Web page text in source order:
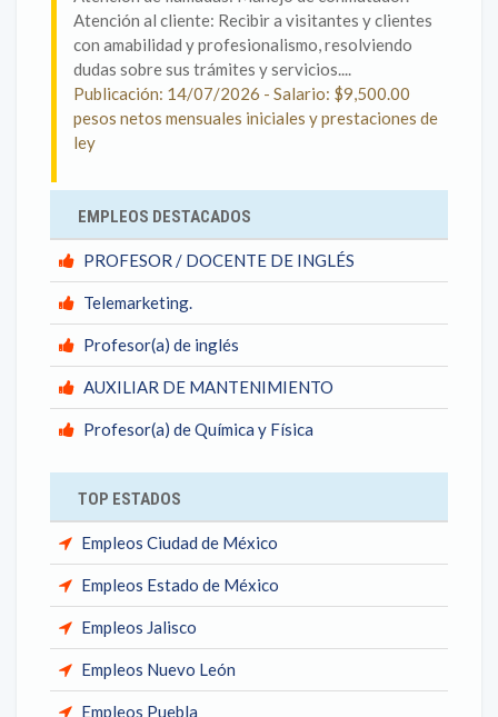
Atención al cliente: Recibir a visitantes y clientes
con amabilidad y profesionalismo, resolviendo
dudas sobre sus trámites y servicios....
Publicación: 14/07/2026 - Salario: $9,500.00
pesos netos mensuales iniciales y prestaciones de
ley
EMPLEOS DESTACADOS
PROFESOR / DOCENTE DE INGLÉS
Telemarketing.
Profesor(a) de inglés
AUXILIAR DE MANTENIMIENTO
Profesor(a) de Química y Física
TOP ESTADOS
Empleos Ciudad de México
Empleos Estado de México
Empleos Jalisco
Empleos Nuevo León
Empleos Puebla